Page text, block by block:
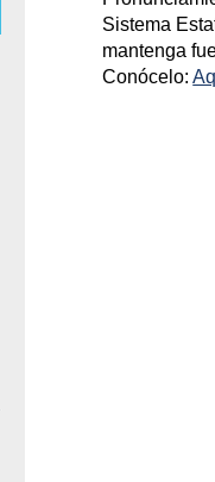
Sistema
mantenga
Conócelo: